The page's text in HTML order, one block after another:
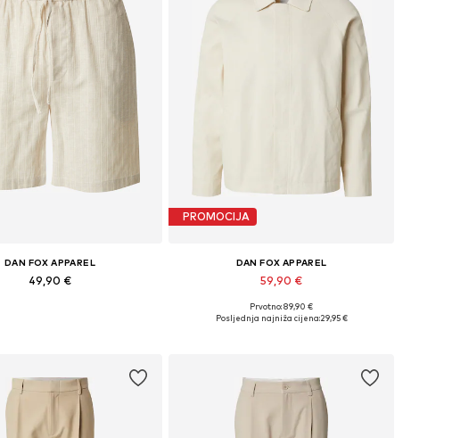
DAN FOX APPAREL
49,90 €
PROMOCIJA
DAN FOX APPAREL
59,90 €
Dostupne veličine: S, M, L, XL, XXL
Prvotno: 89,90 €
Posljednja najniža cijena:29,95 €